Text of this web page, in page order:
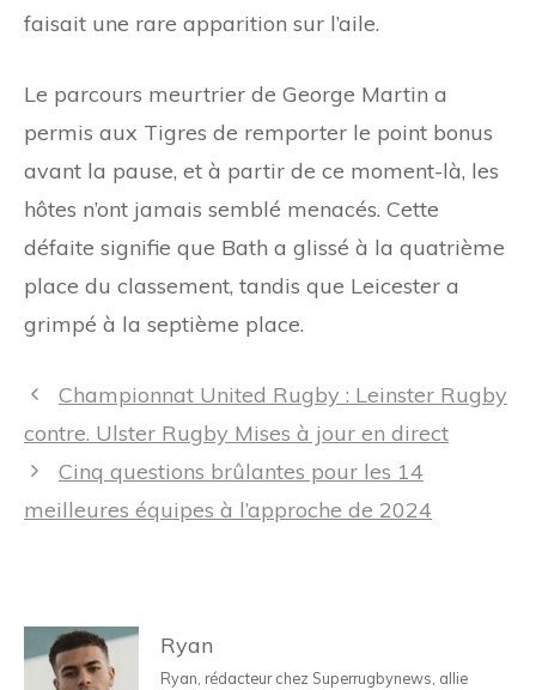
faisait une rare apparition sur l’aile.
Le parcours meurtrier de George Martin a
permis aux Tigres de remporter le point bonus
avant la pause, et à partir de ce moment-là, les
hôtes n’ont jamais semblé menacés. Cette
défaite signifie que Bath a glissé à la quatrième
place du classement, tandis que Leicester a
grimpé à la septième place.
Navigation
Championnat United Rugby : Leinster Rugby
contre. Ulster Rugby Mises à jour en direct
Cinq questions brûlantes pour les 14
meilleures équipes à l’approche de 2024
Ryan
Ryan, rédacteur chez Superrugbynews, allie